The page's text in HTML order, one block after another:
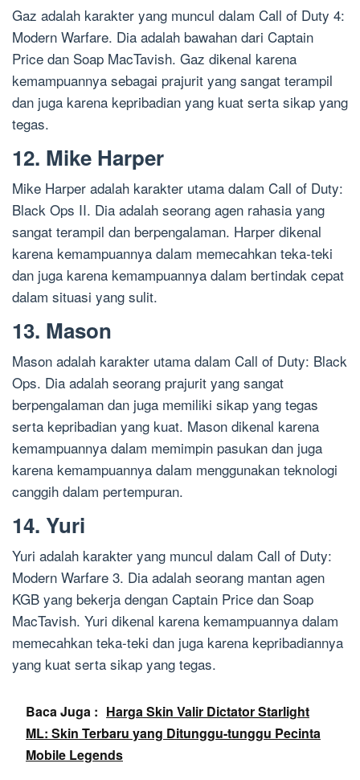
Gaz adalah karakter yang muncul dalam Call of Duty 4:
Modern Warfare. Dia adalah bawahan dari Captain
Price dan Soap MacTavish. Gaz dikenal karena
kemampuannya sebagai prajurit yang sangat terampil
dan juga karena kepribadian yang kuat serta sikap yang
tegas.
12. Mike Harper
Mike Harper adalah karakter utama dalam Call of Duty:
Black Ops II. Dia adalah seorang agen rahasia yang
sangat terampil dan berpengalaman. Harper dikenal
karena kemampuannya dalam memecahkan teka-teki
dan juga karena kemampuannya dalam bertindak cepat
dalam situasi yang sulit.
13. Mason
Mason adalah karakter utama dalam Call of Duty: Black
Ops. Dia adalah seorang prajurit yang sangat
berpengalaman dan juga memiliki sikap yang tegas
serta kepribadian yang kuat. Mason dikenal karena
kemampuannya dalam memimpin pasukan dan juga
karena kemampuannya dalam menggunakan teknologi
canggih dalam pertempuran.
14. Yuri
Yuri adalah karakter yang muncul dalam Call of Duty:
Modern Warfare 3. Dia adalah seorang mantan agen
KGB yang bekerja dengan Captain Price dan Soap
MacTavish. Yuri dikenal karena kemampuannya dalam
memecahkan teka-teki dan juga karena kepribadiannya
yang kuat serta sikap yang tegas.
Baca Juga : Harga Skin Valir Dictator Starlight
ML: Skin Terbaru yang Ditunggu-tunggu Pecinta
Mobile Legends